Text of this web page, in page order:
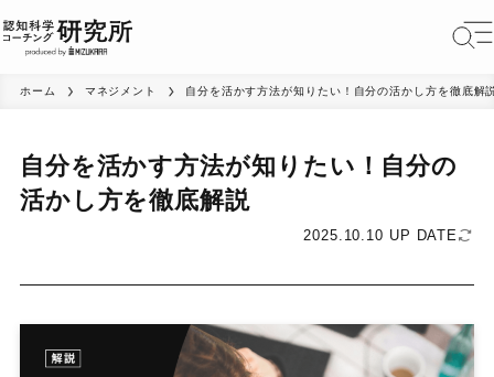
ホーム マネジメント 自分を活かす方法が知りたい！自分の活かし方を徹底解
自分を活かす方法が知りたい！自分の
活かし方を徹底解説
2025.10.10 UP DATE